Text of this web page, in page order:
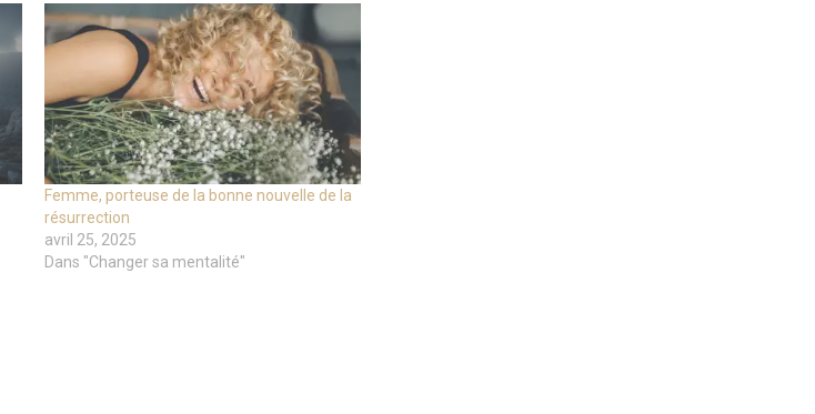
Femme, porteuse de la bonne nouvelle de la
résurrection
avril 25, 2025
Dans "Changer sa mentalité"